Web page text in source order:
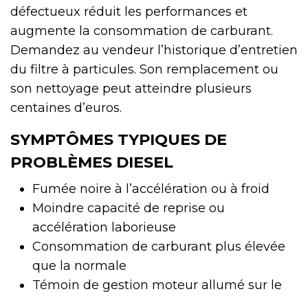
défectueux réduit les performances et
augmente la consommation de carburant.
Demandez au vendeur l’historique d’entretien
du filtre à particules. Son remplacement ou
son nettoyage peut atteindre plusieurs
centaines d’euros.
SYMPTÔMES TYPIQUES DE
PROBLÈMES DIESEL
Fumée noire à l’accélération ou à froid
Moindre capacité de reprise ou
accélération laborieuse
Consommation de carburant plus élevée
que la normale
Témoin de gestion moteur allumé sur le